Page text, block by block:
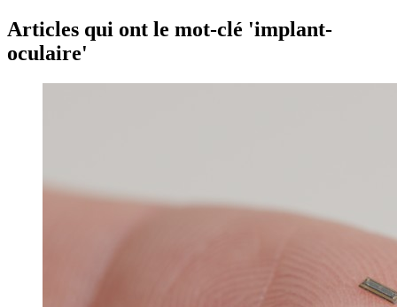
Articles qui ont le mot-clé 'implant-
oculaire'